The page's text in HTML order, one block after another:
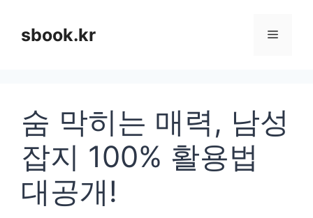
sbook.kr 메
숨 막히는 매력, 남성
잡지 100% 활용법
대공개!